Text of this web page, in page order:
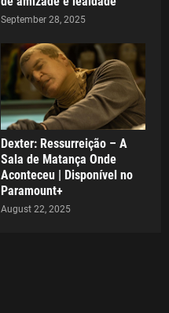
September 28, 2025
Dexter: Ressurreição – A
Sala de Matança Onde
Aconteceu | Disponível no
Paramount+
August 22, 2025